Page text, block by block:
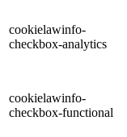
cookielawinfo-
checkbox-analytics
cookielawinfo-
checkbox-functional